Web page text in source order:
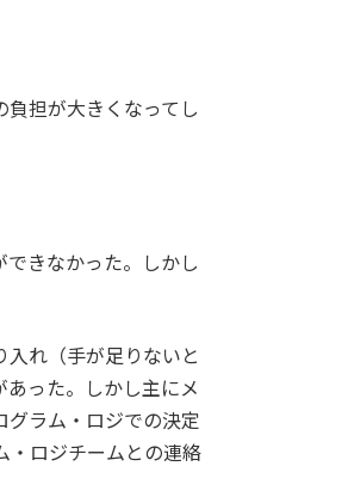
担が大きくなってし
きなかった。しかし
れ（手が足りないと
った。しかし主にメ
グラム・ロジでの決定
・ロジチームとの連絡